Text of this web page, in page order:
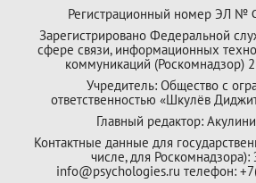
Регистрационный номер ЭЛ №
Зарегистрировано Федеральной
сфере связи, информационных
коммуникаций (Роскомнадзор)
Учредитель: Общество с
ответственностью «Шкулёв
Главный редактор:
Контактные данные для
числе, для Роскомнадзора):
info@psychologies.ru телефон: